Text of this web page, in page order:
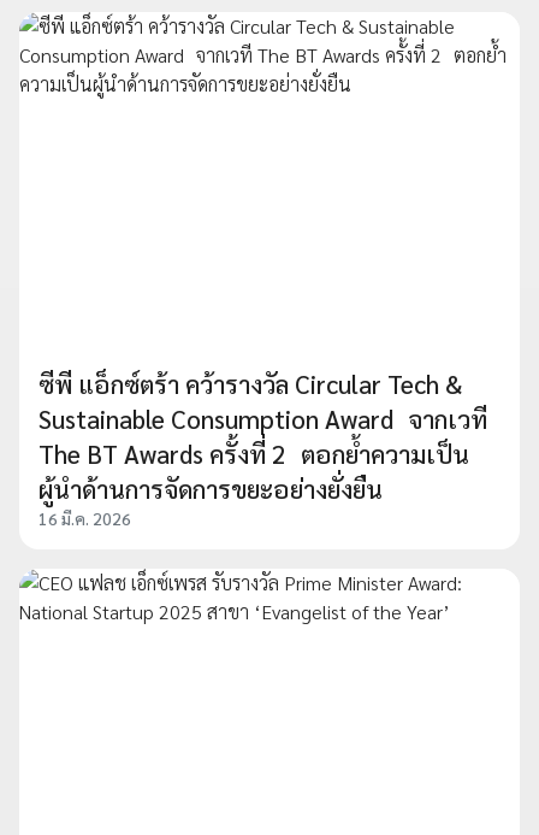
ซีพี แอ็กซ์ตร้า คว้ารางวัล Circular Tech &
Sustainable Consumption Award จากเวที
The BT Awards ครั้งที่ 2 ตอกย้ำความเป็น
ผู้นำด้านการจัดการขยะอย่างยั่งยืน
16 มี.ค. 2026